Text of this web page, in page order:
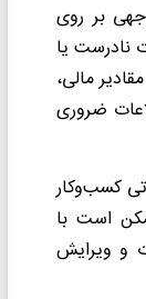
بر روی
نادرست یا
مالی،
ضروری
کسب‌وکار
است با
و ویرایش